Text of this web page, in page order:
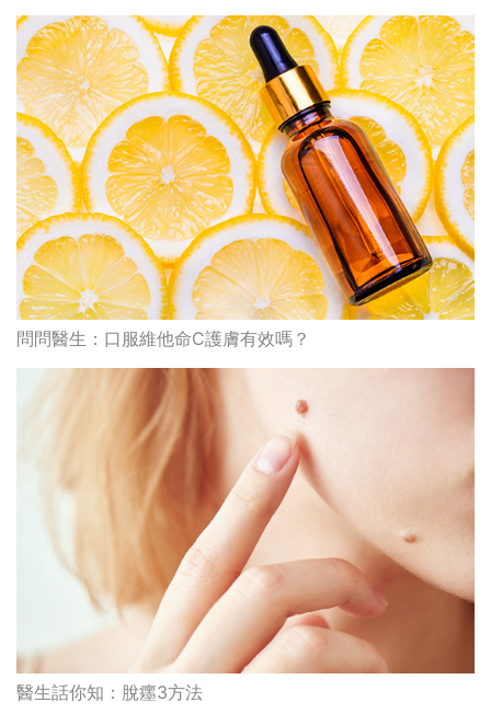
問問醫生：口服維他命C護膚有效嗎？
醫生話你知：脫癦3方法